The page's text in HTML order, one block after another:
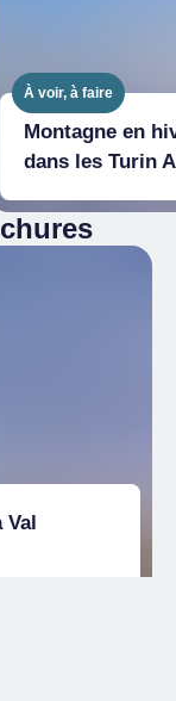
À voir, à faire
Montagne en
dans les Turin
Val